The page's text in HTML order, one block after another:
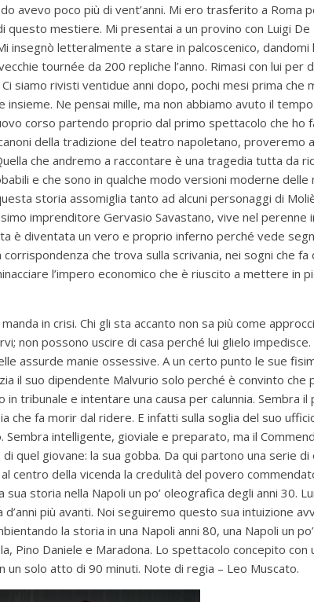
avevo poco più di vent’anni. Mi ero trasferito a Roma
questo mestiere. Mi presentai a un provino con Luigi De
insegnò letteralmente a stare in palcoscenico, dandomi
tournée da 200 repliche l’anno. Rimasi con lui per
siamo rivisti ventidue anni dopo, pochi mesi prima che
Ne pensai mille, ma non abbiamo avuto il
corso partendo proprio dal primo spettacolo che ho
della tradizione del teatro napoletano, proveremo
che andremo a raccontare è una tragedia tutta da
e che sono in qualche modo versioni moderne delle
storia assomiglia tanto ad alcuni personaggi di
imprenditore Gervasio Savastano, vive nel perenne
è diventata un vero e proprio inferno perché vede
che trova sulla scrivania, nei sogni che
l’impero economico che è riuscito a mettere in
in crisi. Chi gli sta accanto non sa più come
non possono uscire di casa perché lui glielo impedisce.
assurde manie ossessive. A un certo punto le sue
il suo dipendente Malvurio solo perché è convinto che
in tribunale e intentare una causa per calunnia. Sembra
che fa morir dal ridere. E infatti sulla soglia del suo
Sembra intelligente, gioviale e preparato, ma il
quel giovane: la sua gobba. Da qui partono una serie di
centro della vicenda la credulità del povero
storia nella Napoli un po’ oleografica degli anni 30.
più avanti. Noi seguiremo questo sua intuizione
la storia in una Napoli anni 80, una Napoli un
Pino Daniele e Maradona. Lo spettacolo concepito con
un solo atto di 90 minuti. Note di regia – Leo Muscato.